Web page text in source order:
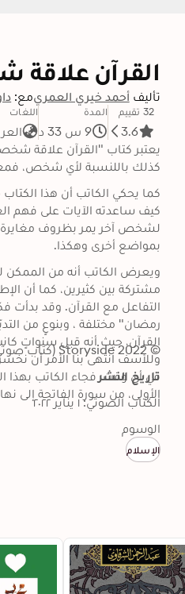
القرآن
تأليف أحمد خيري العمريمع:
32 تقييم
3.6
المدة
9 س 33 د
اللغات
كذلك باللنسبة لأي شخص،
بمواضع أخرى وهكذا.
الأولى، من سورة الفاتحة إلى
© 2022 Storyside (كتاب صوتي): 9789152118986
تاريخ النشر
الكتاب الصوتي: ١ يناير ٢٠٢٢
الوسوم
الإسلام